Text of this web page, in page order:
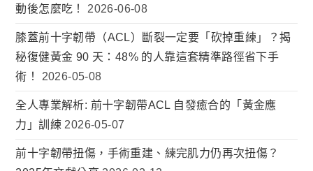
動後怎麼吃！
2026-06-08
膝蓋前十字韌帶（ACL）斷裂一定要「砍掉重練」？揭
秘復健黃金 90 天：48% 的人靠這套精準路徑省下手
術！
2026-05-08
全人專業解析: 前十字韌帶ACL 自發癒合的「黃金應
力」訓練 2026-05-07
前十字韌帶扭傷，手術重建、練完肌力仍再次扭傷？